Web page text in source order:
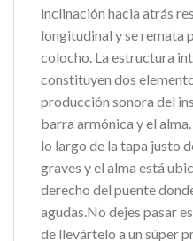
inclinación hacia atrás
longitudinal y se remata
colocho. La estructura
constituyen dos
producción sonora del
barra armónica y el
lo largo de la tapa justo
graves y el alma está
derecho del puente
agudas.No dejes pasar
de llevártelo a un súper